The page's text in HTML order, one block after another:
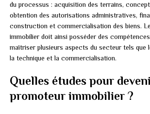
du processus : acquisition des terrains,
obtention des autorisations administratives,
construction et commercialisation des biens.
immobilier doit ainsi posséder des
maîtriser plusieurs aspects du secteur tels que
la technique et la commercialisation.
Quelles études pour
promoteur immobilier ?